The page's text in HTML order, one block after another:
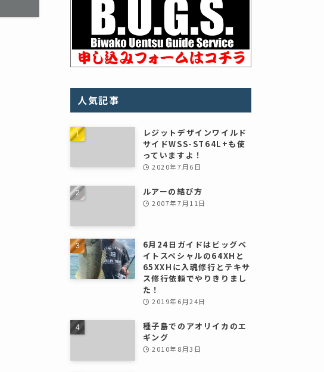
人気記事
レジットデザインワイルド
サイドWSS-ST64L+も使
っていますよ！
2020年7月6日
ルアーの結び方
2007年7月11日
6月24日ガイドはビッグベ
イトスペシャルの64XHと
65XXHに入魂修行とテキサ
ス修行依頼でやりきりまし
た！
2019年6月24日
種子島でのアオリイカのエ
ギング
2010年8月3日